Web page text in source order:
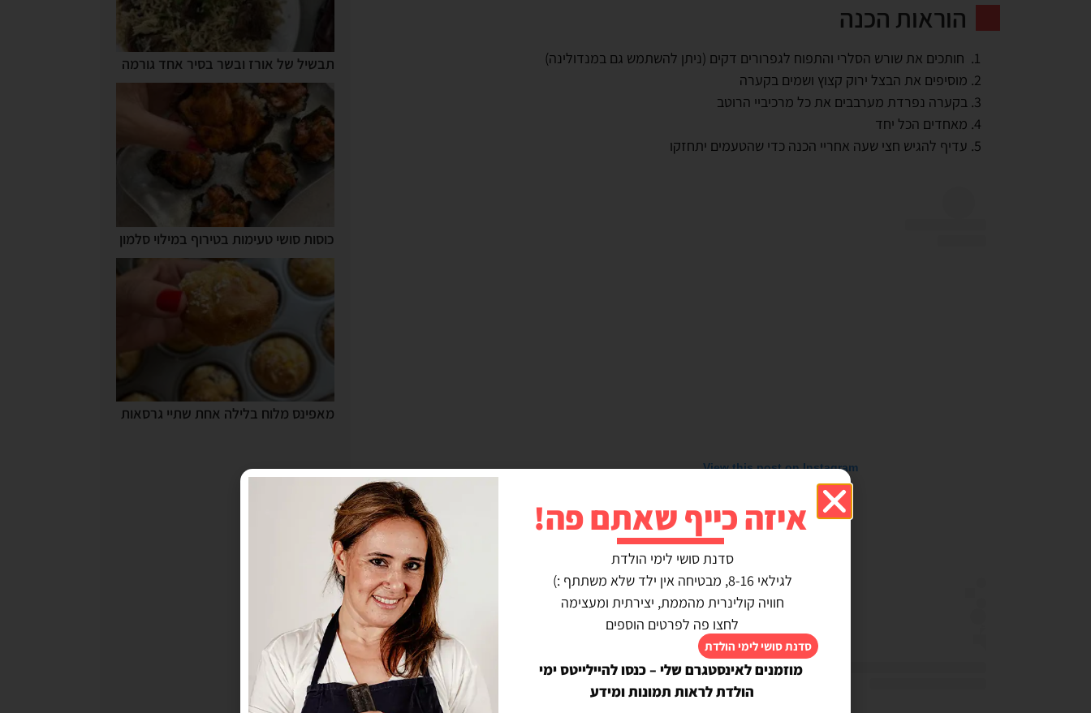
הוראות הכנה
חותכים את שורש הסלרי והתפוח לגפרורים דקים (ניתן להשתמש גם במנדולינה)
מוסיפים את הבצל ירוק קצוץ ושמים בקערה
בקערה נפרדת מערבבים את כל מרכיביי הרוטב
מאחדים הכל יחד
עדיף להגיש חצי שעה אחריי הכנה כדי שהטעמים יתחזקו
View this post on Instagram
תבשיל של אורז ובשר בסיר אחד גורמה
כוסות סושי טעימות בטירוף במילוי סלמון
מאפינס מלוח בלילה אחת שתיי גרסאות
איזה כייף שאתם פה!
סדנת סושי לימי הולדת
לגילאי 8-16, מבטיחה אין ילד שלא משתתף :)
חוויה קולינרית מהממת, יצירתית ומעצימה
לחצו פה לפרטים הוספים
סדנת סושי לימי הולדת
מוזמנים לאינסטגרם שלי – כנסו להיילייטס ימי
הולדת לראות תמונות ומידע